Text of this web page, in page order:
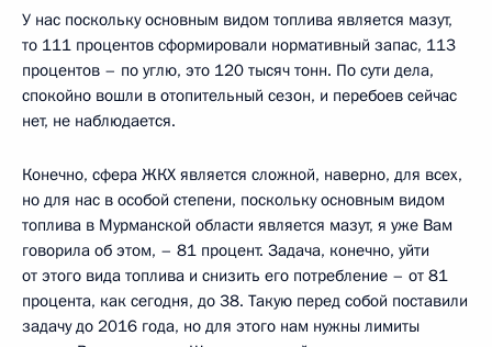
У нас поскольку основным видом топлива является мазут,
то 111 процентов сформировали нормативный запас, 113
процентов – по углю, это 120 тысяч тонн. По сути дела,
спокойно вошли в отопительный сезон, и перебоев сейчас
нет, не наблюдается.
Конечно, сфера ЖКХ является сложной, наверно, для всех,
но для нас в особой степени, поскольку основным видом
топлива в Мурманской области является мазут, я уже Вам
говорила об этом, – 81 процент. Задача, конечно, уйти
от этого вида топлива и снизить его потребление – от 81
процента, как сегодня, до 38. Такую перед собой поставили
задачу до 2016 года, но для этого нам нужны лимиты